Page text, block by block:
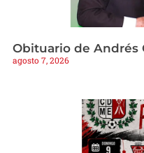
Obituario de Andrés
agosto 7, 2026